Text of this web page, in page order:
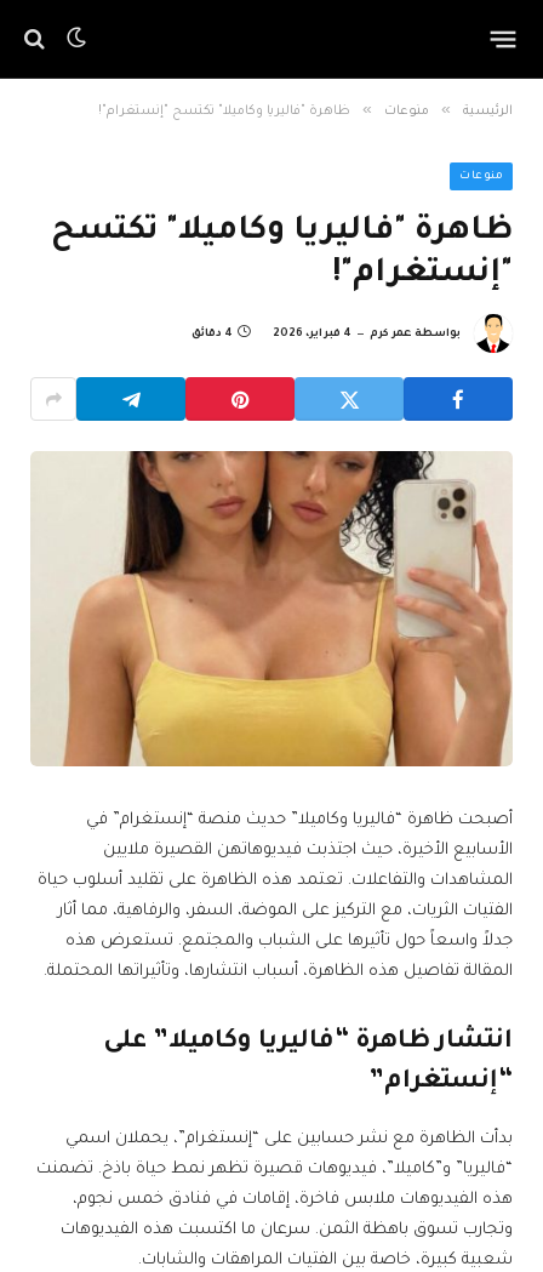
الرئيسية » منوعات » ظاهرة "فاليريا وكاميلا" تكتسح "إنستغرام"!
منوعات
ظاهرة "فاليريا وكاميلا" تكتسح
"إنستغرام"!
بواسطة عمر كرم 4 فبراير، 2026 4 دقائق
أصبحت ظاهرة “فاليريا وكاميلا” حديث منصة “إنستغرام” في
الأسابيع الأخيرة، حيث اجتذبت فيديوهاتهن القصيرة ملايين
المشاهدات والتفاعلات. تعتمد هذه الظاهرة على تقليد أسلوب حياة
الفتيات الثريات، مع التركيز على الموضة، السفر، والرفاهية، مما أثار
جدلاً واسعاً حول تأثيرها على الشباب والمجتمع. تستعرض هذه
المقالة تفاصيل هذه الظاهرة، أسباب انتشارها، وتأثيراتها المحتملة.
انتشار ظاهرة “فاليريا وكاميلا” على
“إنستغرام”
بدأت الظاهرة مع نشر حسابين على “إنستغرام”، يحملان اسمي
“فاليريا” و”كاميلا”، فيديوهات قصيرة تظهر نمط حياة باذخ. تضمنت
هذه الفيديوهات ملابس فاخرة، إقامات في فنادق خمس نجوم،
وتجارب تسوق باهظة الثمن. سرعان ما اكتسبت هذه الفيديوهات
شعبية كبيرة، خاصة بين الفتيات المراهقات والشابات.